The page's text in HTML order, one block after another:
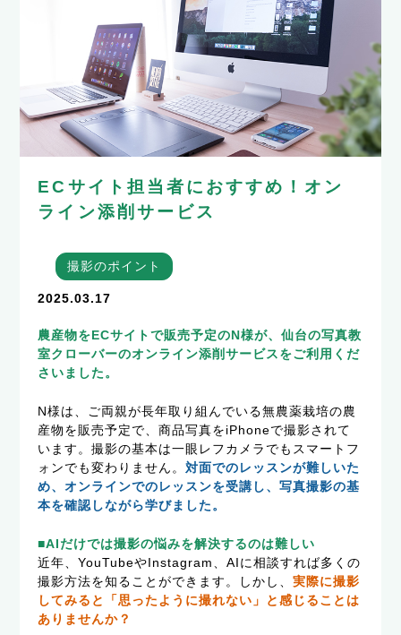
ECサイト担当者におすすめ！オン
ライン添削サービス
撮影のポイント
2025.03.17
農産物をECサイトで販売予定のN様が、仙台の写真教
室クローバーのオンライン添削サービスをご利用くだ
さいました。
N様は、ご両親が長年取り組んでいる無農薬栽培の農
産物を販売予定で、商品写真をiPhoneで撮影されて
います。撮影の基本は一眼レフカメラでもスマートフ
ォンでも変わりません。対面でのレッスンが難しいた
め、オンラインでのレッスンを受講し、写真撮影の基
本を確認しながら学びました。
■AIだけでは撮影の悩みを解決するのは難しい
近年、YouTubeやInstagram、AIに相談すれば多くの
撮影方法を知ることができます。しかし、実際に撮影
してみると「思ったように撮れない」と感じることは
ありませんか？